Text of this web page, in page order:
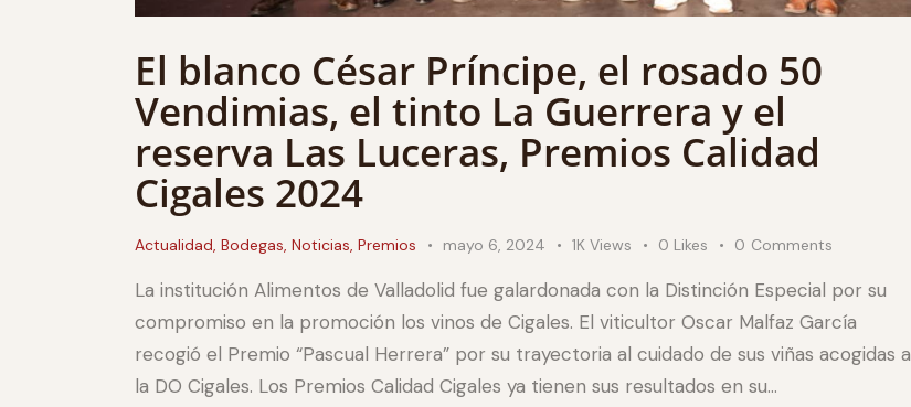
El blanco César Príncipe, el rosado 50
Vendimias, el tinto La Guerrera y el
reserva Las Luceras, Premios Calidad
Cigales 2024
Actualidad Bodegas Noticias Premios mayo 6, 2024 1K Views 0 Likes 0 Comments
La institución Alimentos de Valladolid fue galardonada con la Distinción Especial por su
compromiso en la promoción los vinos de Cigales. El viticultor Oscar Malfaz García
recogió el Premio “Pascual Herrera” por su trayectoria al cuidado de sus viñas acogidas a
la DO Cigales. Los Premios Calidad Cigales ya tienen sus resultados en su…